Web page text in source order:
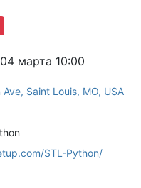
марта 10:00
Saint Louis, MO, USA
STL-Python/